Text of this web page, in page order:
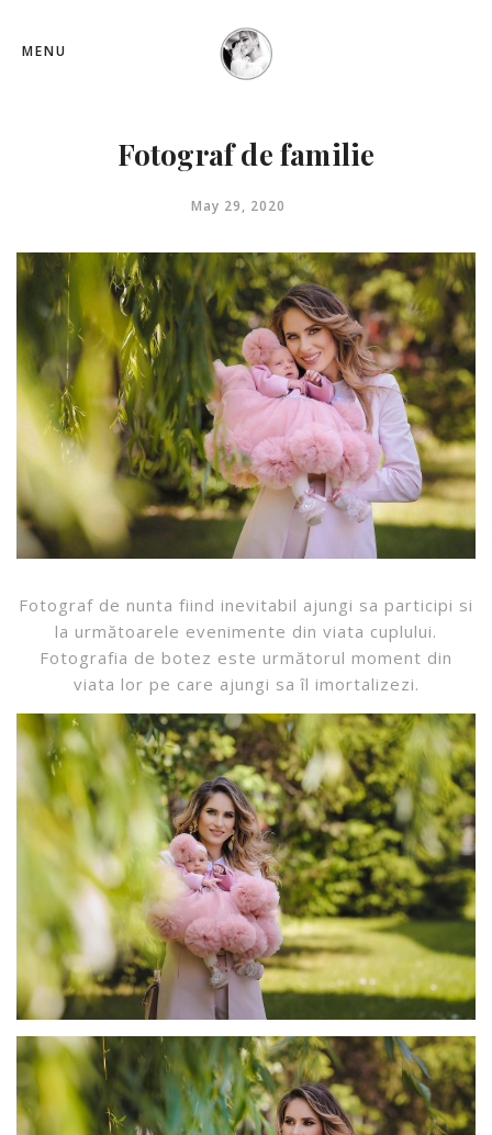
MENU
Fotograf de familie
May 29, 2020
Fotograf de nunta fiind inevitabil ajungi sa participi si
la următoarele evenimente din viata cuplului.
Fotografia de botez este următorul moment din
viata lor pe care ajungi sa îl imortalizezi.